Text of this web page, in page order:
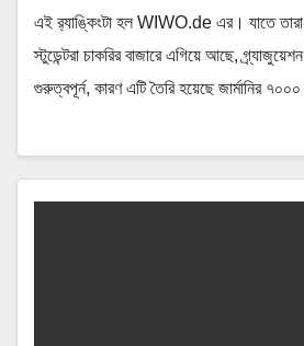
এই র‍্যাঙ্কিংটা হল WIWO.de এর। যাতে
স্টুডেন্টরা চাকরির বাজারে এগিয়ে আছে,
গুরুত্বপূর্ন, কারণ এটি তৈরি হয়েছে জার্মানির